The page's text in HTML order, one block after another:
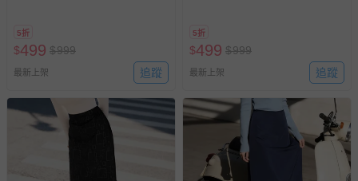
5折
$499 $999
最新上架 追蹤
5折
$499 $999
最新上架 追蹤